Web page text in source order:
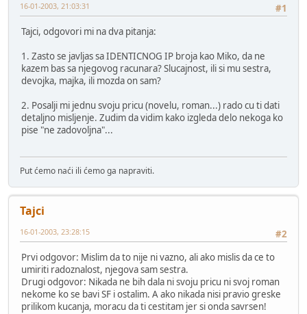
#1
16-01-2003, 21:03:31
Tajci, odgovori mi na dva pitanja:
1. Zasto se javljas sa IDENTICNOG IP broja kao Miko, da ne
kazem bas sa njegovog racunara? Slucajnost, ili si mu sestra,
devojka, majka, ili mozda on sam?
2. Posalji mi jednu svoju pricu (novelu, roman...) rado cu ti dati
detaljno misljenje. Zudim da vidim kako izgleda delo nekoga ko
pise "ne zadovoljna"...
Put ćemo naći ili ćemo ga napraviti.
Tajci
#2
16-01-2003, 23:28:15
Prvi odgovor: Mislim da to nije ni vazno, ali ako mislis da ce to
umiriti radoznalost, njegova sam sestra.
Drugi odgovor: Nikada ne bih dala ni svoju pricu ni svoj roman
nekome ko se bavi SF i ostalim. A ako nikada nisi pravio greske
prilikom kucanja, moracu da ti cestitam jer si onda savrsen!